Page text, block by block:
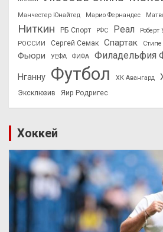
Манчестер Юнайтед Марио Фернандес
Ниткин
РБ Спорт РФС Реал Роберт
РОССИИ
Сергей Семак Спартак
Фьюри
УЕФА ФИФА Филадельфия
Нганну Футбол ХК Авангард
Эксклюзив Яир Родригес
Хоккей